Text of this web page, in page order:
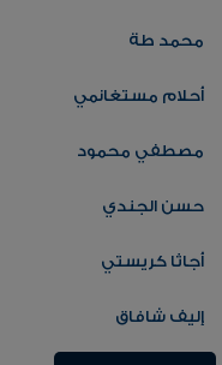
محمد طة
أحلام مستغانمي
مصطفي محمود
حسن الجندي
أجاثا كريستي
إليف شافاق